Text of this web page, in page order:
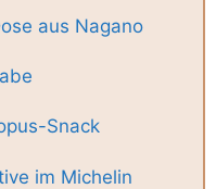
aus Nagano
Snack
im Michelin